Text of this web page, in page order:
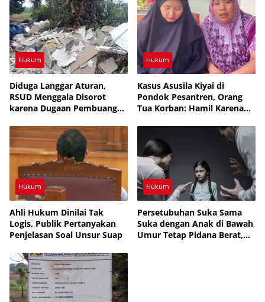
Hukum
Diduga Langgar Aturan,
RSUD Menggala Disorot
karena Dugaan Pembuangan
Hukum
Kasus Asusila Kiyai di
Pondok Pesantren, Orang
Tua Korban: Hamil Karena
Rakyat yang Bodoh
Hukum
Ahli Hukum Dinilai Tak
Logis, Publik Pertanyakan
Penjelasan Soal Unsur Suap
Hukum
Persetubuhan Suka Sama
Suka dengan Anak di Bawah
Umur Tetap Pidana Berat,